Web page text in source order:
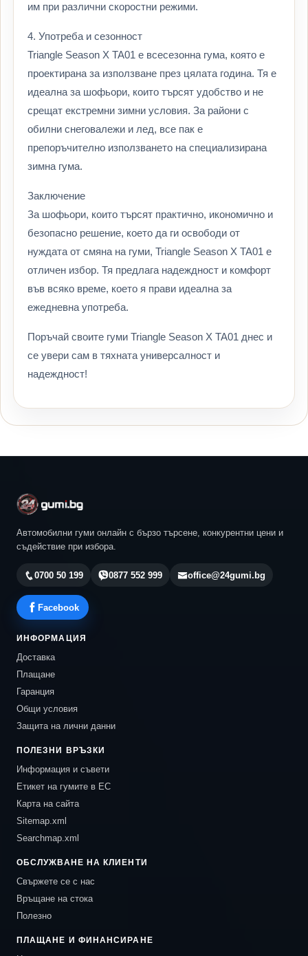
им при различни скоростни режими.
4. Употреба и сезонност
Triangle Season X TA01 е всесезонна гума, която е
проектирана за използване през цялата година. Тя е
идеална за шофьори, които търсят удобство и не
срещат екстремни зимни условия. За райони с
обилни снеговалежи и лед, все пак е
препоръчително използването на специализирана
зимна гума.
Заключение
За шофьори, които търсят практично, икономично и
безопасно решение, което да ги освободи от
нуждата от смяна на гуми, Triangle Season X TA01 е
отличен избор. Тя предлага надеждност и комфорт
във всяко време, което я прави идеална за
ежедневна употреба.
Поръчай своите гуми Triangle Season X TA01 днес и
се увери сам в тяхната универсалност и
надеждност!
Автомобилни гуми онлайн с бързо търсене, конкурентни цени и
съдействие при избора.
0700 50 199 0877 552 999 office@24gumi.bg
Facebook
ИНФОРМАЦИЯ
Доставка
Плащане
Гаранция
Общи условия
Защита на лични данни
ПОЛЕЗНИ ВРЪЗКИ
Информация и съвети
Етикет на гумите в ЕС
Карта на сайта
Sitemap.xml
Searchmap.xml
ОБСЛУЖВАНЕ НА КЛИЕНТИ
Свържете се с нас
Връщане на стока
Полезно
ПЛАЩАНЕ И ФИНАНСИРАНЕ